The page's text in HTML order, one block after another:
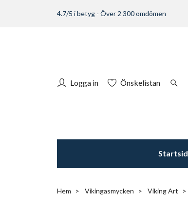
4.7/5 i betyg - Över 2 300 omdömen
Logga in Önskelistan
Hem Vikingasmycken Viking Art